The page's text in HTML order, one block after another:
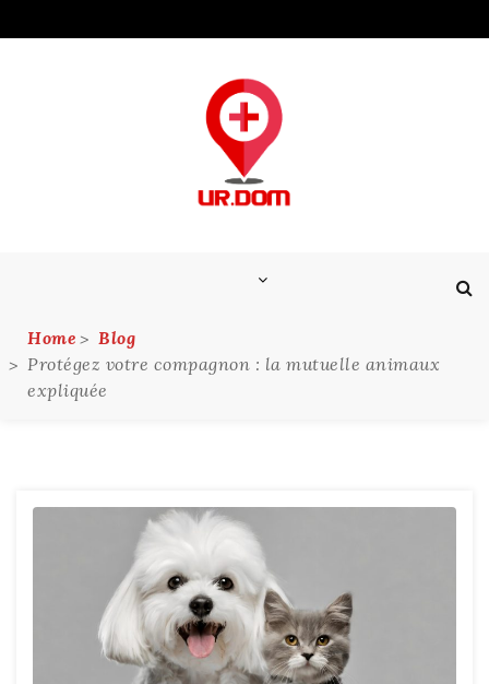
to
Home
Blog
Protégez votre compagnon : la mutuelle animaux
expliquée